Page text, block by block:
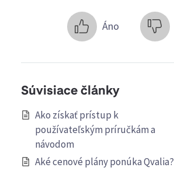
Áno
Súvisiace články
Ako získať prístup k
používateľským príručkám a
návodom
Aké cenové plány ponúka Qvalia?